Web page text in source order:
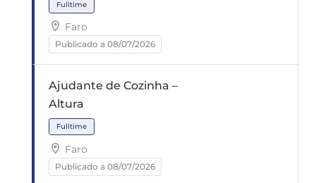
Faro
Publicado a 08/07/2026
Ajudante de Cozinha –
Altura
Faro
Publicado a 08/07/2026